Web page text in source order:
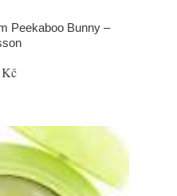
Peekaboo Bunny –